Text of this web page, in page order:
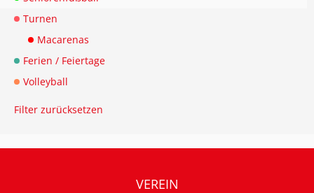
Turnen
Macarenas
Ferien / Feiertage
Volleyball
Filter zurücksetzen
VEREIN